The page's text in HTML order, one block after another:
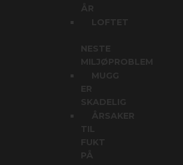
ÅR
MILJØPROBLEM
MUGG
ER
SKADELIG
ÅRSAKER
FUKT
PÅ